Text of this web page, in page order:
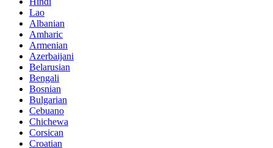
Lao
Albanian
Amharic
Armenian
Azerbaijani
Belarusian
Bengali
Bosnian
Bulgarian
Cebuano
Chichewa
Corsican
Croatian